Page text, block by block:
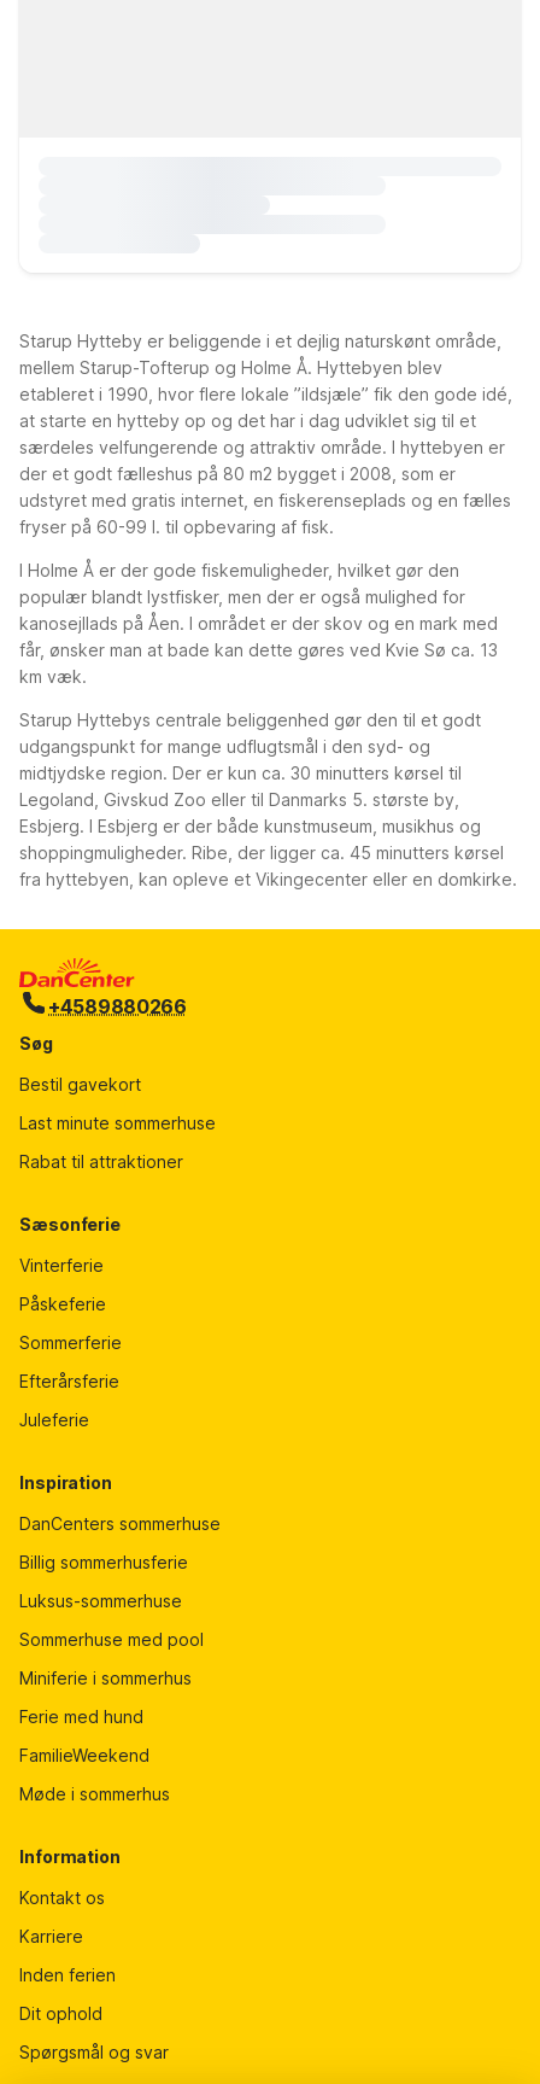
Starup Hytteby er beliggende i et dejlig naturskønt område,
mellem Starup-Tofterup og Holme Å. Hyttebyen blev
etableret i 1990, hvor flere lokale ”ildsjæle” fik den gode idé,
at starte en hytteby op og det har i dag udviklet sig til et
særdeles velfungerende og attraktiv område. I hyttebyen er
der et godt fælleshus på 80 m2 bygget i 2008, som er
udstyret med gratis internet, en fiskerenseplads og en fælles
fryser på 60-99 l. til opbevaring af fisk.
I Holme Å er der gode fiskemuligheder, hvilket gør den
populær blandt lystfisker, men der er også mulighed for
kanosejllads på Åen. I området er der skov og en mark med
får, ønsker man at bade kan dette gøres ved Kvie Sø ca. 13
km væk.
Starup Hyttebys centrale beliggenhed gør den til et godt
udgangspunkt for mange udflugtsmål i den syd- og
midtjydske region. Der er kun ca. 30 minutters kørsel til
Legoland, Givskud Zoo eller til Danmarks 5. største by,
Esbjerg. I Esbjerg er der både kunstmuseum, musikhus og
shoppingmuligheder. Ribe, der ligger ca. 45 minutters kørsel
fra hyttebyen, kan opleve et Vikingecenter eller en domkirke.
+4589880266
Søg
Bestil gavekort
Last minute sommerhuse
Rabat til attraktioner
Sæsonferie
Vinterferie
Påskeferie
Sommerferie
Efterårsferie
Juleferie
Inspiration
DanCenters sommerhuse
Billig sommerhusferie
Luksus-sommerhuse
Sommerhuse med pool
Miniferie i sommerhus
Ferie med hund
FamilieWeekend
Møde i sommerhus
Information
Kontakt os
Karriere
Inden ferien
Dit ophold
Spørgsmål og svar